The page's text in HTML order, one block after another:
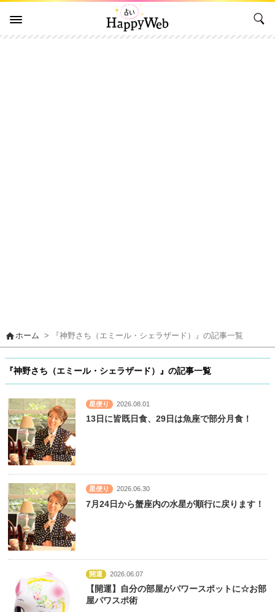
homeホーム > 『神野さち（エミール・シェラザード）』の記事一覧
『神野さち（エミール・シェラザード）』の記事一覧
星便り 2026.08.01
13日に皆既日食、29日は魚座で部分月食！
星便り 2026.06.30
7月24日から蟹座内の水星が順行に戻ります！
開運 2026.06.07
【開運】自分の部屋がパワースポットに☆お部
屋パワスポ術